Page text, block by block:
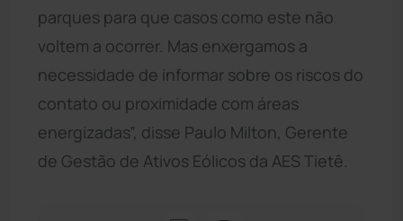
parques para que casos como este não
voltem a ocorrer. Mas enxergamos a
necessidade de informar sobre os riscos do
contato ou proximidade com áreas
energizadas”, disse Paulo Milton, Gerente
de Gestão de Ativos Eólicos da AES Tietê.